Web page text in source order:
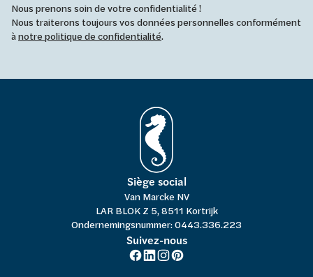
Nous prenons soin de votre confidentialité !
Nous traiterons toujours vos données personnelles conformément
ànotre politique de confidentialité.
Siège social
Van Marcke NV
LAR BLOK Z 5, 8511 Kortrijk
Ondernemingsnummer: 0443.336.223
Suivez-nous